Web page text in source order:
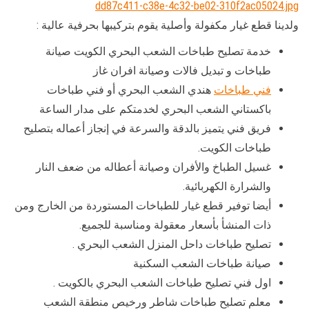
ولدينا قطع غيار مكفولة وأصلية يقوم بتركيبها بحرفية عالية :
خدمة تصليح طباخات الشعب البحري الكويت صيانة
طباخات و تبديل فالات وصيانة افران غاز
فني طباخات هندي الشعب البحري أو فني طباخات
باكستاني الشعب البحري لخدمتكم على مدار الساعة
فريق فني يتميز بالدقة والسرعة في إنجاز أعماله بتصليح
طباخات الكويت.
غسيل الطباخ والأفران وصيانة أعطاله من ضعف النار
والشرارة الكهربائية.
أيضا توفير قطع غيار للطباخات المستوردة من الخارج ومن
ذات المنشأ بأسعار معقولة ومناسبة للجميع.
تصليح طباخات داحل المنزل الشعب البحري .
صيانة طباخات الشعب السكنية
اول فني تصليح طباخات الشعب البحري بالكويت .
معلم تصليح طباخات شاطر ورخيص منطقة الشعب